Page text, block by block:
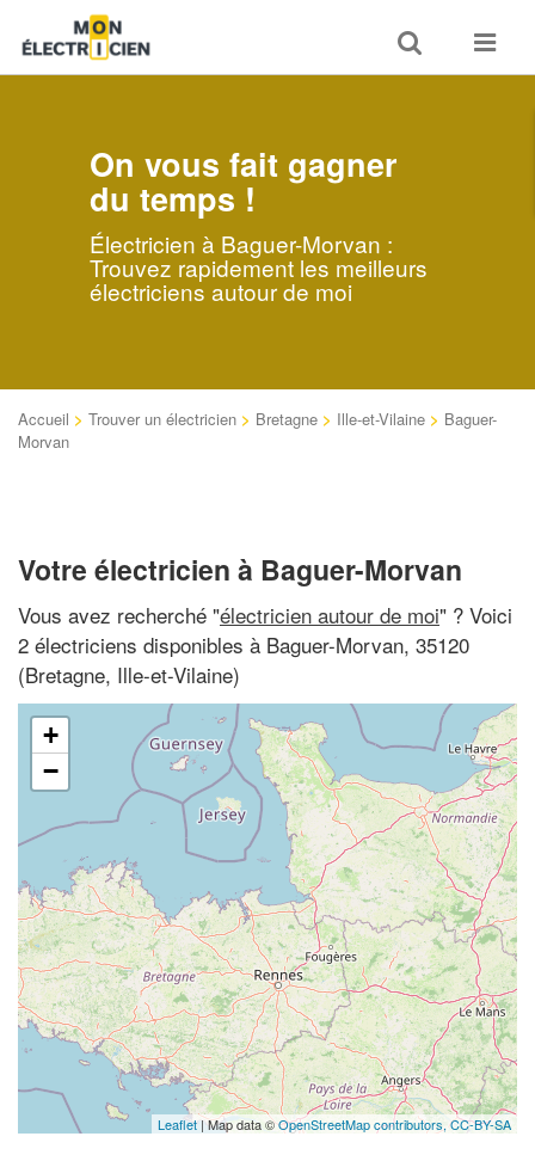
Toggle
search
Toggle
On vous fait gagner
du temps !
Électricien à Baguer-Morvan :
Trouvez rapidement les meilleurs
électriciens autour de moi
Accueil > Trouver un électricien > Bretagne > Ille-et-Vilaine > Baguer-
Morvan
Votre électricien à Baguer-Morvan
Vous avez recherché "électricien autour de moi" ? Voici
2 électriciens disponibles à Baguer-Morvan, 35120
(Bretagne, Ille-et-Vilaine)
+
−
Leaflet | Map data ©OpenStreetMap contributors,CC-BY-SA